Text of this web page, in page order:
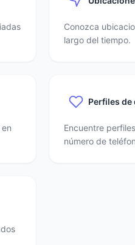
Conozca
largo del tiempo.
Perfiles de
Encuentre
número de